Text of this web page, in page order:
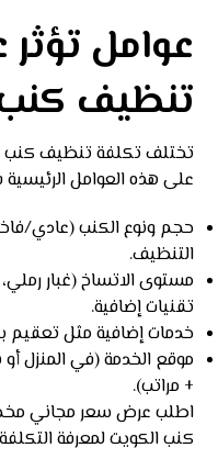
عوامل
تنظيف
تختلف تكلفة تنظيف كنب
على هذه العوامل
حجم ونوع الكنب (عادي/
التنظيف.
مستوى الاتساخ (غبار
تقنيات إضافية.
خدمات إضافية مثل تعقيم
موقع الخدمة (في المنزل
+ مراتب).
اطلب عرض سعر مجاني
كنب الكويت لمعرفة